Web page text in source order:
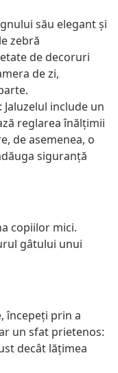
său elegant și
zebră
de decoruri
de zi,
include un
reglarea înălțimii
de asemenea, o
siguranță
copiilor mici.
gâtului unui
începeți prin a
un sfat prietenos:
decât lățimea